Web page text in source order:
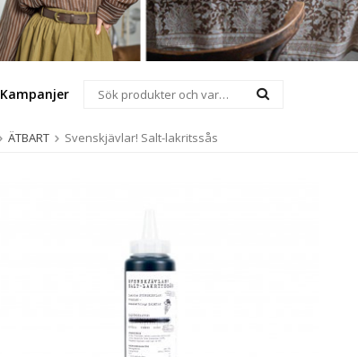
Kampanjer
ÄTBART Svenskjävlar! Salt-lakritssås